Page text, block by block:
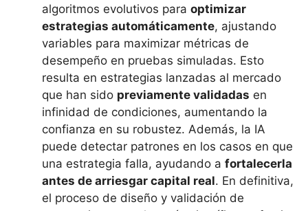
algoritmos evolutivos para optimizar
estrategias automáticamente, ajustando
variables para maximizar métricas de
desempeño en pruebas simuladas. Esto
resulta en estrategias lanzadas al mercado
que han sido previamente validadas en
infinidad de condiciones, aumentando la
confianza en su robustez. Además, la IA
puede detectar patrones en los casos en que
una estrategia falla, ayudando a fortalecerla
antes de arriesgar capital real. En definitiva,
el proceso de diseño y validación de